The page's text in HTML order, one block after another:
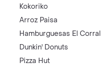
Kokoriko
Arroz Paisa
Hamburguesas El Corral
Dunkin' Donuts
Pizza Hut